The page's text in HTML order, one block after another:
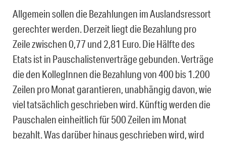
Allgemein sollen die Bezahlungen im Auslandsressort
gerechter werden. Derzeit liegt die Bezahlung pro
Zeile zwischen 0,77 und 2,81 Euro. Die Hälfte des
Etats ist in Pauschalistenverträge gebunden. Verträge
die den KollegInnen die Bezahlung von 400 bis 1.200
Zeilen pro Monat garantieren, unabhängig davon, wie
viel tatsächlich geschrieben wird. Künftig werden die
Pauschalen einheitlich für 500 Zeilen im Monat
bezahlt. Was darüber hinaus geschrieben wird, wird